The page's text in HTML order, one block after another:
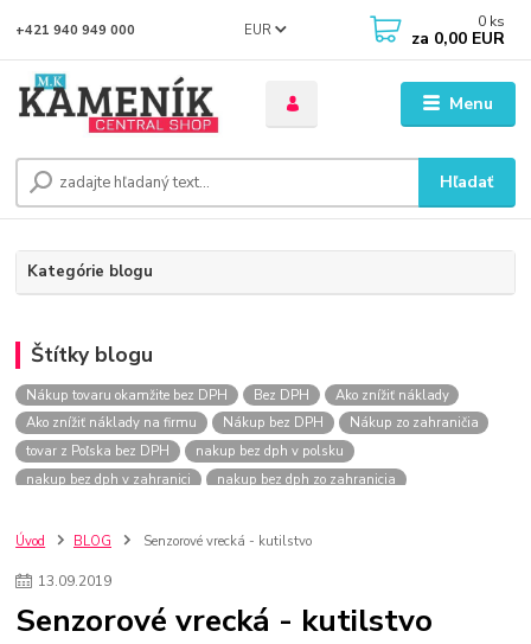
Menu
EUR
Hľadať
+421 940 949 000 0 ks
za 0,00 EUR
Kategórie blogu
Štítky blogu
Nákup tovaru okamžite bez DPH Bez DPH
Ako znížiť náklady
Ako znížiť náklady na firmu
Nákup bez DPH
Nákup zo zahraničia
tovar z Poľska bez DPH
nakup bez dph v polsku
nakup bez dph v zahranici
nakup bez dph zo zahranicia
szco nakup bez dph
Smart hodinky pre deti
Plyšový macovia
Lego Star Wars
Darčeky na Vianoce 2019
Úvod BLOG Senzorové vrecká - kutilstvo
13.09.2019
Senzorové vrecká - kutilstvo